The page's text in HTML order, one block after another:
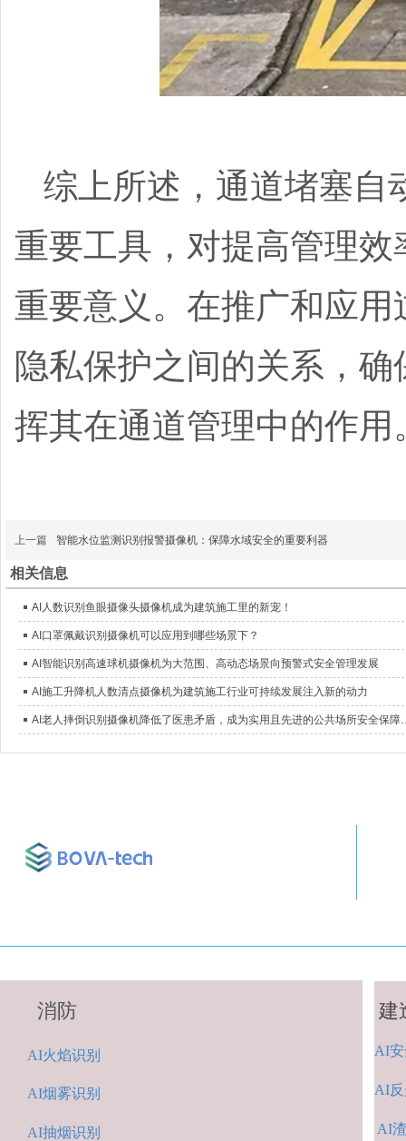
综上所述，通道堵塞自
重要工具，对提高管理
重要意义。在推广和应
隐私保护之间的关系，
挥其在通道管理中的作用
上一篇 智能水位监测识别报警摄像机：保障水域安全的重要利器
相关信息
AI人数识别鱼眼摄像头摄像机成为建筑施工里的新宠！
AI口罩佩戴识别摄像机可以应用到哪些场景下？
AI智能识别高速球机摄像机为大范围、高动态场景向预警式安全管理发展
AI施工升降机人数清点摄像机为建筑施工行业可持续发展注入新的动力
AI老人摔倒识别摄像机
AI火焰识别
AI抽烟识别
AI烟雾识别
建
AI
AI反
AI
消防